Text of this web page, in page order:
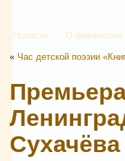
Новости О библиотеке
« Час детской поэзии